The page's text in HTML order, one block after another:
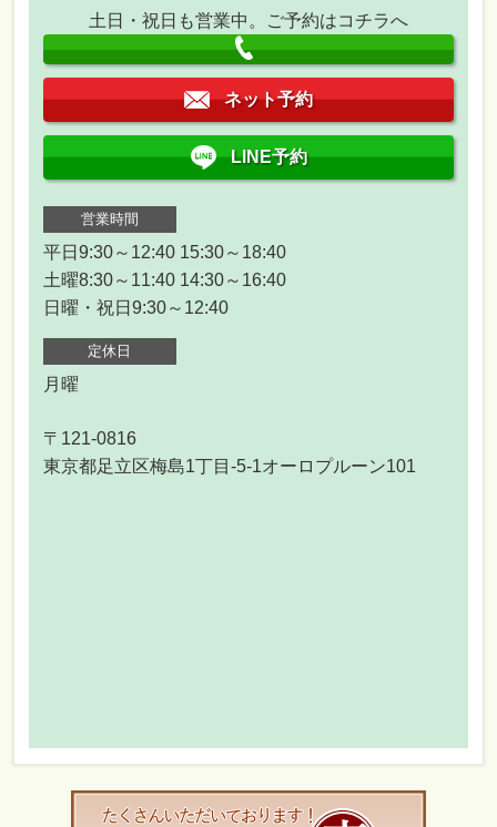
土日・祝日も営業中。ご予約はコチラへ
ネット予約
LINE予約
営業時間
平日9:30～12:40 15:30～18:40
土曜8:30～11:40 14:30～16:40
日曜・祝日9:30～12:40
定休日
月曜
〒121-0816
東京都足立区梅島1丁目-5-1オーロプルーン101